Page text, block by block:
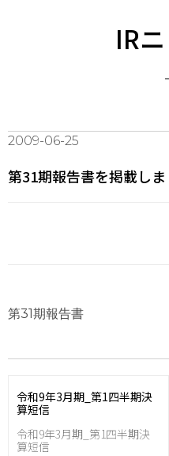
IR
2009-06-25
第31期報告書を掲載しま
第31期報告書
令和9年3月期_第1四半期決
算短信
令和9年3月期_第1四半期決
算短信